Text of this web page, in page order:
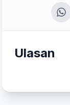
Ulasan
Peringkat